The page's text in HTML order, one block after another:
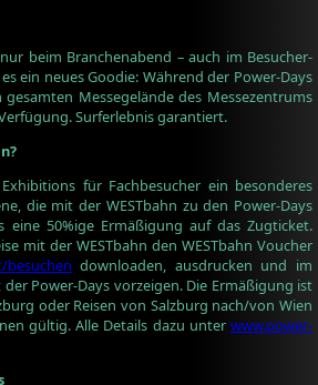
beim Branchenabend – auch im Besucher-
ein neues Goodie: Während der Power-Days
Messegelände des Messezentrums
Surferlebnis garantiert.
für Fachbesucher ein besonderes
die mit der WESTbahn zu den Power-Days
eine 50%ige Ermäßigung auf das Zugticket.
mit der WESTbahn den WESTbahn Voucher
besuchen downloaden, ausdrucken und im
Power-Days vorzeigen. Die Ermäßigung ist
oder Reisen von Salzburg nach/von Wien
gültig. Alle Details dazu unter www.power-